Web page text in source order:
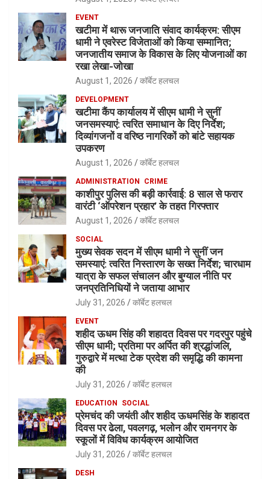
EVENT
खटीमा में थारू जनजाति संवाद कार्यक्रम: सीएम
धामी ने एवरेस्ट विजेताओं को किया सम्मानित;
जनजातीय समाज के विकास के लिए योजनाओं का
रखा लेखा-जोखा
August 1, 2026 कॉर्बेट हलचल
DEVELOPMENT
खटीमा कैंप कार्यालय में सीएम धामी ने सुनीं
जनसमस्याएं: त्वरित समाधान के दिए निर्देश;
दिव्यांगजनों व वरिष्ठ नागरिकों को बांटे सहायक
उपकरण
August 1, 2026 कॉर्बेट हलचल
ADMINISTRATION CRIME
काशीपुर पुलिस की बड़ी कार्रवाई: 8 साल से फरार
वारंटी ‘ऑपरेशन प्रहार’ के तहत गिरफ्तार
August 1, 2026 कॉर्बेट हलचल
SOCIAL
मुख्य सेवक सदन में सीएम धामी ने सुनीं जन
समस्याएं: त्वरित निस्तारण के सख्त निर्देश; चारधाम
यात्रा के सफल संचालन और बुग्याल नीति पर
जनप्रतिनिधियों ने जताया आभार
July 31, 2026 कॉर्बेट हलचल
EVENT
शहीद ऊधम सिंह की शहादत दिवस पर गदरपुर पहुंचे
सीएम धामी; प्रतिमा पर अर्पित की श्रद्धांजलि,
गुरुद्वारे में मत्था टेक प्रदेश की समृद्धि की कामना
की
July 31, 2026 कॉर्बेट हलचल
EDUCATION SOCIAL
प्रेमचंद की जयंती और शहीद ऊधमसिंह के शहादत
दिवस पर ढेला, पवलगढ़, भलोन और रामनगर के
स्कूलों में विविध कार्यक्रम आयोजित
July 31, 2026 कॉर्बेट हलचल
DESH